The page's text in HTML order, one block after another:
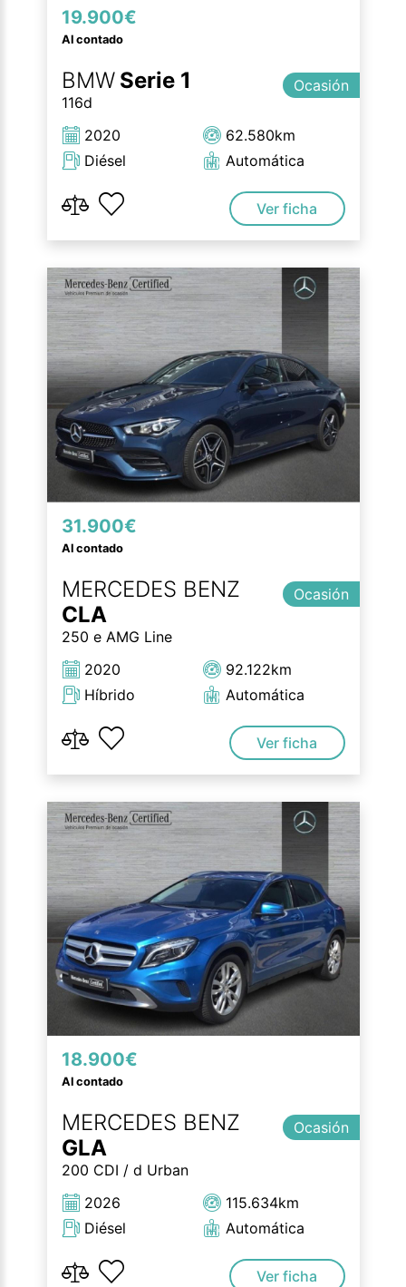
19.900€
Al contado
BMW Serie 1
116d
Ocasión
2020
Diésel
62.580km
Automática
Ver ficha
31.900€
Al contado
MERCEDES BENZ
CLA
250 e AMG Line
Ocasión
2020
Híbrido
92.122km
Automática
Ver ficha
18.900€
Al contado
MERCEDES BENZ
GLA
200 CDI / d Urban
Ocasión
2026
Diésel
115.634km
Automática
Ver ficha